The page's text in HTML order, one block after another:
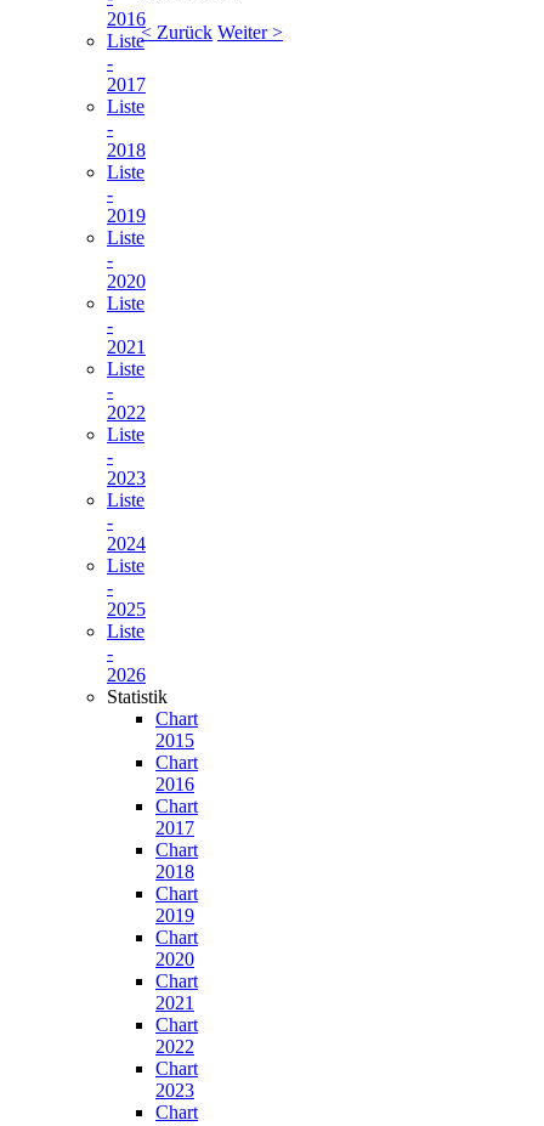
< Zurück Weiter >
2016
Liste
-
2017
Liste
-
2018
Liste
-
2019
Liste
-
2020
Liste
-
2021
Liste
-
2022
Liste
-
2023
Liste
-
2024
Liste
-
2025
Liste
-
2026
Statistik
Chart
2015
Chart
2016
Chart
2017
Chart
2018
Chart
2019
Chart
2020
Chart
2021
Chart
2022
Chart
2023
Chart